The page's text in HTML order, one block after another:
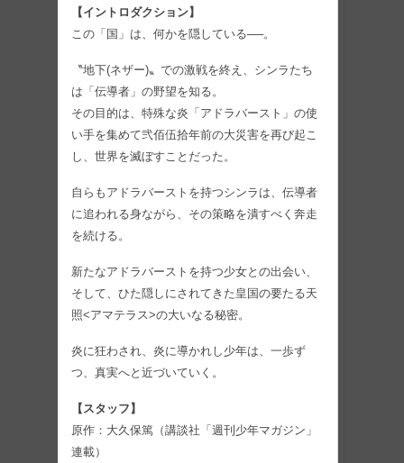
【イントロダクション】
この「国」は、何かを隠している──。
〝地下(ネザー)〟での激戦を終え、シンラたち
は「伝導者」の野望を知る。
その目的は、特殊な炎「アドラバースト」の使
い手を集めて弐佰伍拾年前の大災害を再び起こ
し、世界を滅ぼすことだった。
自らもアドラバーストを持つシンラは、伝導者
に追われる身ながら、その策略を潰すべく奔走
を続ける。
新たなアドラバーストを持つ少女との出会い、
そして、ひた隠しにされてきた皇国の要たる天
照<アマテラス>の大いなる秘密。
炎に狂わされ、炎に導かれし少年は、一歩ず
つ、真実へと近づいていく。
【スタッフ】
原作：大久保篤（講談社「週刊少年マガジン」
連載）